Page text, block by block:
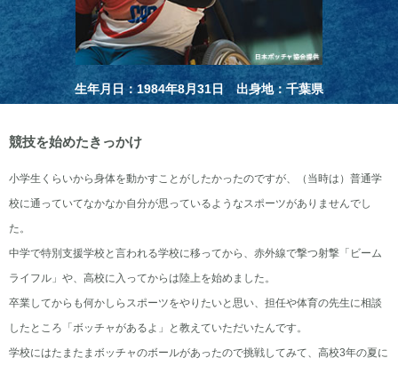
生年月日：1984年8月31日 出身地：千葉県
競技を始めたきっかけ
小学生くらいから身体を動かすことがしたかったのですが、（当時は）普通学
校に通っていてなかなか自分が思っているようなスポーツがありませんでし
た。
中学で特別支援学校と言われる学校に移ってから、赤外線で撃つ射撃「ビーム
ライフル」や、高校に入ってからは陸上を始めました。
卒業してからも何かしらスポーツをやりたいと思い、担任や体育の先生に相談
したところ「ボッチャがあるよ」と教えていただいたんです。
学校にはたまたまボッチャのボールがあったので挑戦してみて、高校3年の夏に